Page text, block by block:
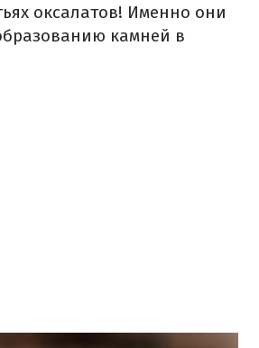
оксалатов! Именно они
камней в